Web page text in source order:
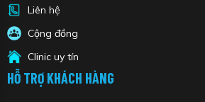
Liên hệ
Cộng đồng
Clinic uy tín
HỖ TRỢ KHÁCH HÀNG